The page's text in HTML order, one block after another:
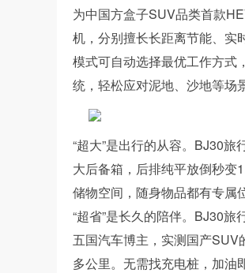
为中国方盒子SUV品类首款
机，分别擅长长距离节能、实
模式可自动选择最优工作方式
统，轻松应对泥地、沙地等场景
“超大”是出行的从容。BJ30
大后备箱，后排纯平放倒秒变
储物空间，随身物品都有专属
“超省”是长久的陪伴。BJ30
五国汽车博主，实测国产
多公里。无需找充电桩，加油